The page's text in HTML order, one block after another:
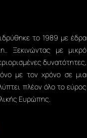
το 1989 με έδρα
Ξεκινώντας με μικρό
δυνατότητες,
με τον χρόνο σε μια
πλέον όλο το εύρος
Ευρώπης.